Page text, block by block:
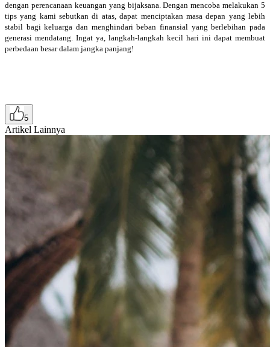
dengan perencanaan keuangan yang bijaksana. Dengan mencoba melakukan 5
tips yang kami sebutkan di atas, dapat menciptakan masa depan yang lebih
stabil bagi keluarga dan menghindari beban finansial yang berlebihan pada
generasi mendatang. Ingat ya, langkah-langkah kecil hari ini dapat membuat
perbedaan besar dalam jangka panjang!
5
Artikel Lainnya